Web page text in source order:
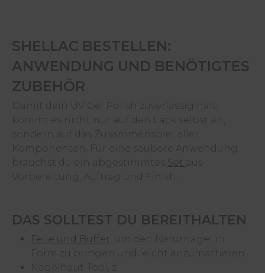
SHELLAC BESTELLEN:
ANWENDUNG UND BENÖTIGTES
ZUBEHÖR
Damit dein UV Gel Polish zuverlässig hält,
kommt es nicht nur auf den Lack selbst an,
sondern auf das Zusammenspiel aller
Komponenten. Für eine saubere Anwendung
brauchst du ein abgestimmtes Set
aus
Vorbereitung, Auftrag und Finish.
DAS SOLLTEST DU BEREITHALTEN
Feile und Buffer
, um den Naturnagel in
Form zu bringen und leicht anzumattieren
Nagelhaut-Tool, z.